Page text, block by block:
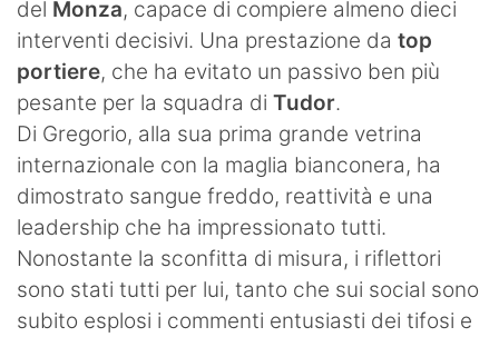
del Monza, capace di compiere almeno dieci
interventi decisivi. Una prestazione da top
portiere, che ha evitato un passivo ben più
pesante per la squadra di Tudor.
Di Gregorio, alla sua prima grande vetrina
internazionale con la maglia bianconera, ha
dimostrato sangue freddo, reattività e una
leadership che ha impressionato tutti.
Nonostante la sconfitta di misura, i riflettori
sono stati tutti per lui, tanto che sui social sono
subito esplosi i commenti entusiasti dei tifosi e